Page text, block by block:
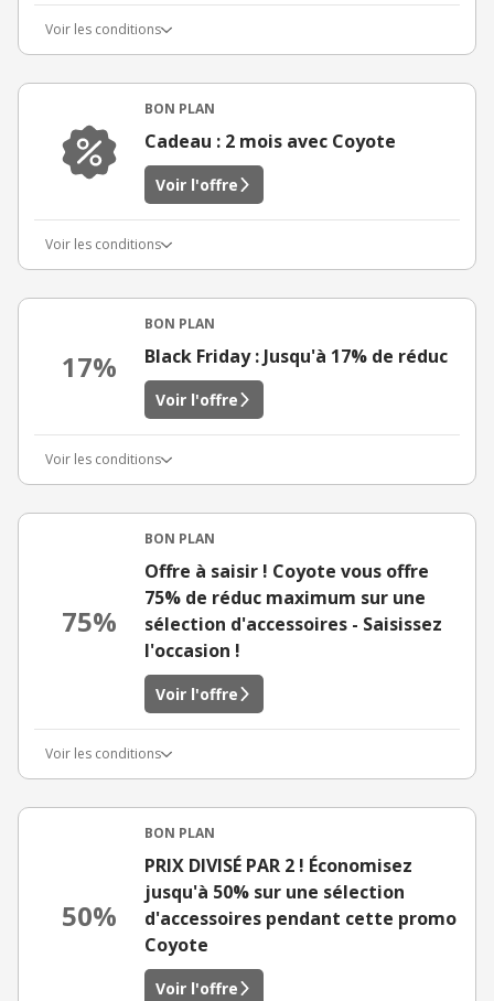
Voir les conditions
BON PLAN
Cadeau : 2 mois avec Coyote
Voir l'offre
Voir les conditions
17%
BON PLAN
Black Friday : Jusqu'à 17% de réduc
Voir l'offre
Voir les conditions
75%
BON PLAN
Offre à saisir ! Coyote vous offre
75% de réduc maximum sur une
sélection d'accessoires - Saisissez
l'occasion !
Voir l'offre
Voir les conditions
50%
BON PLAN
PRIX DIVISÉ PAR 2 ! Économisez
jusqu'à 50% sur une sélection
d'accessoires pendant cette promo
Coyote
Voir l'offre